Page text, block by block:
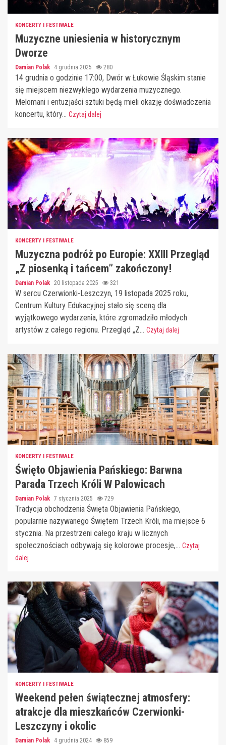
KONCERTY I FESTIWALE
Muzyczne uniesienia w historycznym
Dworze
Damian Polak 4 grudnia 2025 280
14 grudnia o godzinie 17:00, Dwór w Łukowie Śląskim stanie
się miejscem niezwykłego wydarzenia muzycznego.
Melomani i entuzjaści sztuki będą mieli okazję doświadczenia
koncertu, który... Czytaj dalej
KONCERTY I FESTIWALE
Muzyczna podróż po Europie: XXIII Przegląd
„Z piosenką i tańcem” zakończony!
Damian Polak 20 listopada 2025 321
W sercu Czerwionki-Leszczyn, 19 listopada 2025 roku,
Centrum Kultury Edukacyjnej stało się sceną dla
wyjątkowego wydarzenia, które zgromadziło młodych
artystów z całego regionu. Przegląd „Z... Czytaj dalej
KONCERTY I FESTIWALE
Święto Objawienia Pańskiego: Barwna
Parada Trzech Króli W Palowicach
Damian Polak 7 stycznia 2025 729
Tradycja obchodzenia Święta Objawienia Pańskiego,
popularnie nazywanego Świętem Trzech Króli, ma miejsce 6
stycznia. Na przestrzeni całego kraju w licznych
społecznościach odbywają się kolorowe procesje,... Czytaj
dalej
KONCERTY I FESTIWALE
Weekend pełen świątecznej atmosfery:
atrakcje dla mieszkańców Czerwionki-
Leszczyny i okolic
Damian Polak 4 grudnia 2024 859